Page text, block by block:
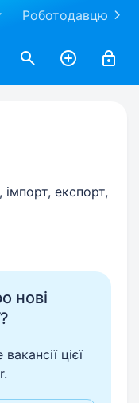
Роботодавцю
імпорт, експорт,
нові
цієї